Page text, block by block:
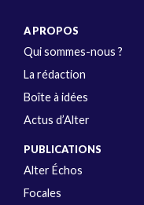
A PROPOS
Qui sommes-nous ?
La rédaction
Boîte à idées
Actus d’Alter
PUBLICATIONS
Alter Échos
Focales